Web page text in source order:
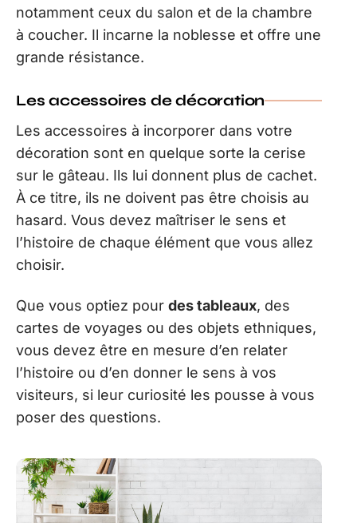
notamment ceux du salon et de la chambre
à coucher. Il incarne la noblesse et offre une
grande résistance.
Les accessoires de décoration
Les accessoires à incorporer dans votre
décoration sont en quelque sorte la cerise
sur le gâteau. Ils lui donnent plus de cachet.
À ce titre, ils ne doivent pas être choisis au
hasard. Vous devez maîtriser le sens et
l’histoire de chaque élément que vous allez
choisir.
Que vous optiez pour des tableaux, des
cartes de voyages ou des objets ethniques,
vous devez être en mesure d’en relater
l’histoire ou d’en donner le sens à vos
visiteurs, si leur curiosité les pousse à vous
poser des questions.